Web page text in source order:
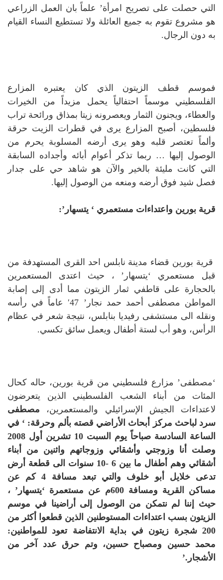
التي حصلت على تصريح امرأة’ علماً بان العمل الزراعي
هو مشروع تقوم به جميع العائلة ولا تستطيع النساء القيام
به دون الرجال.
فموسم قطف الزيتون الذي كان يعتبره المزارع
الفلسطيني موسماً احتفالياً يحمل مزيداً من الخيرات
والعطاء، ويجنون الثمار ويعصرونه زيتا بمذاق ورائحة تراب
فلسطين، أصبح المزارع يرى في قطرات الزيت حرقة
وألماً تعتصر قلبه وهو يرى أرضه المسلوبة يحرم من
الوصول إليها … ربما تذكر أعوام أبائه وأجداده السابقة
التي كانت مليئة بالخير والآن هو شاهد حي على جدار
فصل شيد فوق أرضه ومنعه من الوصول إليها.
قرية بورين واعتداءات مستعمري ‘ يتسهار’:
قرية بورين قضاء مدينة نابلس احد القرى المستهدفة من
قبل مستعمري ‘يتسهار’ ، حيث اعتدى المستعمرين
بالحجارة على قاطفي ثمار الزيتون مما أدى إلى إصابة
المواطن مصطفى أحمد حمد نجار’ 47′ عاماً في رأسه
ونقله الى مستشفى رفيديا بنابلس، نتيجة شعر في عظام
الرأس، وهو أب لستة أطفال ويعمل سائق تكسي.
‘مصطفى’ مزارع فلسطيني من قرية بورين، حاله كحال
المئات من أبناء الشعب الفلسطيني الذين يتعرضون
لاعتداءات الجيش الإسرائيلي والمستعمرين، مصطفى
سرد لباحث مركز أبحاث الأراضي قصته بألم وحرقة: ‘ في
الساعة السادسة صباحاً يوم السبت 10 تشرين أول 2008
وصلت أنا وزوجتي وأشقائي وزوجاتهم واثنين من أبناء
أشقائي وهم أطفال ما بين 6 -10 سنوات الى قطعة أرض
تدعى خلايل أبو خلوف والتي تبعد مسافة 4 كم عن
مساكن القرية ومسافة 600م عن مستعمرة ‘يتسهار’ ،
حيث إننا لم نتمكن من الوصول إلى أراضينا في موسم
الزيتون بسب اعتداءات المستوطنين الذين قطعوا أكثر من
200 شجرة زيتون في بداية الانتفاضة تعود للمواطنين:
محمد حسين ومصباح حسين، وتم حرق عدد آخر من
الأشجار.’